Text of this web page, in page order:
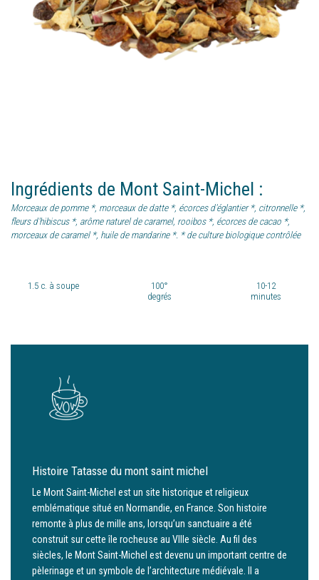
Ingrédients de Mont Saint-Michel :
Morceaux de pomme *, morceaux de datte *, écorces d'églantier *, citronnelle *,
fleurs d'hibiscus *, arôme naturel de caramel, rooibos *, écorces de cacao *,
morceaux de caramel *, huile de mandarine *. * de culture biologique contrôlée
1.5 c. à soupe
100°
degrés
10-12
minutes
Histoire Tatasse du mont saint michel
Le Mont Saint-Michel est un site historique et religieux
emblématique situé en Normandie, en France. Son histoire
remonte à plus de mille ans, lorsqu’un sanctuaire a été
construit sur cette île rocheuse au VIIIe siècle. Au fil des
siècles, le Mont Saint-Michel est devenu un important centre de
pèlerinage et un symbole de l’architecture médiévale. Il a